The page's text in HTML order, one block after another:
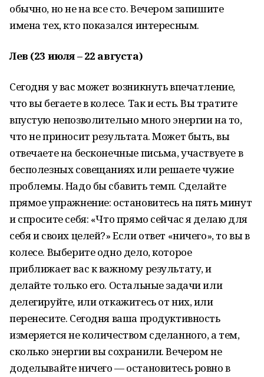
обычно, но не на все сто. Вечером запишите
имена тех, кто показался интересным.
Лев (23 июля – 22 августа)
Сегодня у вас может возникнуть впечатление,
что вы бегаете в колесе. Так и есть. Вы тратите
впустую непозволительно много энергии на то,
что не приносит результата. Может быть, вы
отвечаете на бесконечные письма, участвуете в
бесполезных совещаниях или решаете чужие
проблемы. Надо бы сбавить темп. Сделайте
прямое упражнение: остановитесь на пять минут
и спросите себя: «Что прямо сейчас я делаю для
себя и своих целей?» Если ответ «ничего», то вы в
колесе. Выберите одно дело, которое
приближает вас к важному результату, и
делайте только его. Остальные задачи или
делегируйте, или откажитесь от них, или
перенесите. Сегодня ваша продуктивность
измеряется не количеством сделанного, а тем,
сколько энергии вы сохранили. Вечером не
доделывайте ничего — остановитесь ровно в